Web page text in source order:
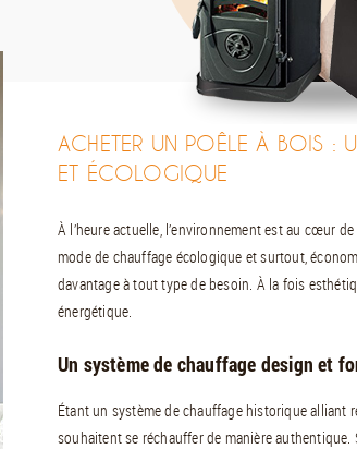
ACHETER UN POÊLE À BOIS :
ET ÉCOLOGIQUE
À l’heure actuelle, l’environnement est au cœur
mode de chauffage écologique et surtout,
davantage à tout type de besoin. À la fois
énergétique.
Un système de chauffage design et
Étant un système de chauffage historique alliant
souhaitent se réchauffer de manière